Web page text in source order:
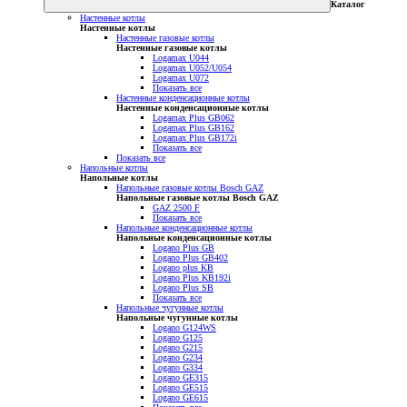
Каталог
Настенные котлы
Настенные котлы
Настенные газовые котлы
Настенные газовые котлы
Logamax U044
Logamax U052/U054
Logamax U072
Показать все
Настенные конденсационные котлы
Настенные конденсационные котлы
Logamax Plus GB062
Logamax Plus GB162
Logamax Plus GB172i
Показать все
Показать все
Напольные котлы
Напольные котлы
Напольные газовые котлы Bosch GAZ
Напольные газовые котлы Bosch GAZ
GAZ 2500 F
Показать все
Напольные конденсационные котлы
Напольные конденсационные котлы
Logano Plus GB
Logano Plus GB402
Logano plus KB
Logano Plus KB192i
Logano Plus SB
Показать все
Напольные чугунные котлы
Напольные чугунные котлы
Logano G124WS
Logano G125
Logano G215
Logano G234
Logano G334
Logano GE315
Logano GE515
Logano GE615